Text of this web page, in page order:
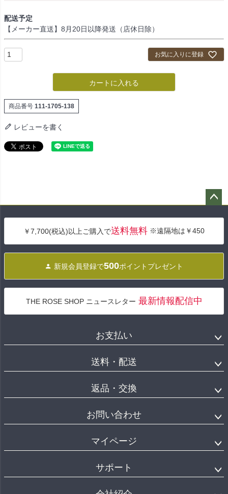
配送予定
【メーカー直送】8月20日以降発送（店休日除）
お気に入りに登録
カートに入れる
商品番号 111-1705-138
レビューを書く
へ
￥7,700(税込)以上ご購入で送料無料 ※遠隔地は￥450
新規会員登録で500ポイントプレゼント
THE ROSE SHOP ニュースレター 最新情報配信中
お支払い
送料・配送
返品・交換
お問い合わせ
マイページ
サポート